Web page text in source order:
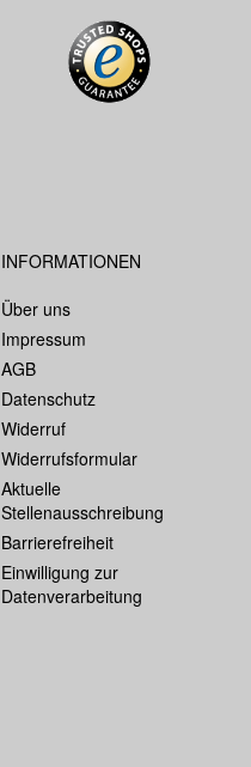
INFORMATIONEN
Über uns
Impressum
AGB
Datenschutz
Widerruf
Widerrufsformular
Aktuelle
Stellenausschreibung
Barrierefreiheit
Einwilligung zur
Datenverarbeitung